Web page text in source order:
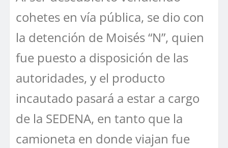
cohetes en vía pública, se dio con
la detención de Moisés “N”, quien
fue puesto a disposición de las
autoridades, y el producto
incautado pasará a estar a cargo
de la SEDENA, en tanto que la
camioneta en donde viajan fue